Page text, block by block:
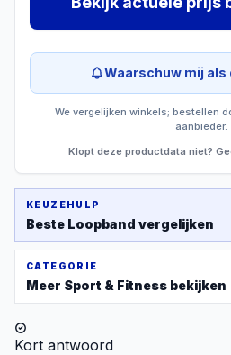
Waarschuw mij als
We vergelijken winkels; bestellen
aanbieder.
Klopt deze productdata niet?
KEUZEHULP
Beste Loopband vergelijken
CATEGORIE
Meer Sport & Fitness bekijken
Kort antwoord